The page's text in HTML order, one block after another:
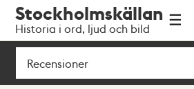
navigationen
huvudinnehållet
Stockholmskällan
Historia i ord, ljud och bild
Sök